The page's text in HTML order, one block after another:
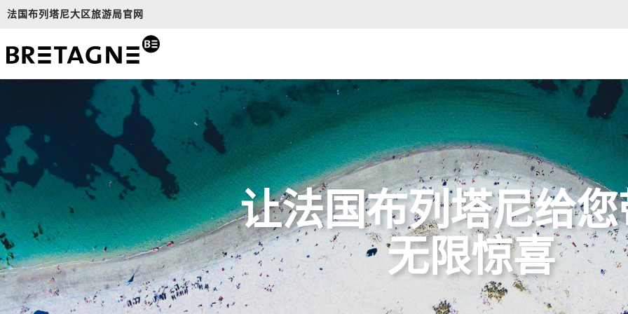
Aller
principal
法国布列塔尼大区旅游局官网
让法国布列塔尼给
无限惊喜